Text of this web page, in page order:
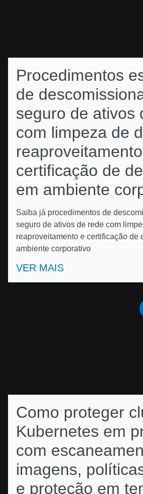
Procedimentos
de
seguro de ativos
com limpeza de
certificação de
em ambiente
Saiba já procedimentos de
seguro de ativos de rede com
reaproveitamento e certificação de
ambiente corporativo
VER MAIS
Como proteger
Kubernetes em
com
imagens,
e proteção em